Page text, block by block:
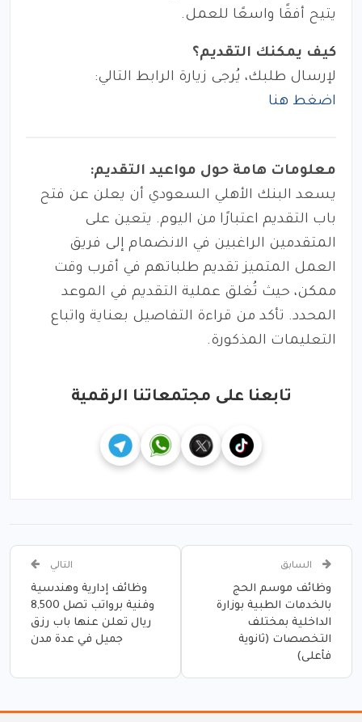
يتيح أفقًا واسعًا للعمل.
كيف يمكنك التقديم؟
لإرسال طلبك، يُرجى زيارة الرابط التالي:
اضغط هنا
معلومات هامة حول مواعيد التقديم:
يسعد البنك الأهلي السعودي أن يعلن عن فتح
باب التقديم اعتبارًا من اليوم. يتعين على
المتقدمين الراغبين في الانضمام إلى فريق
العمل المتميز تقديم طلباتهم في أقرب وقت
ممكن، حيث تُغلق عملية التقديم في الموعد
المحدد. تأكد من قراءة التفاصيل بعناية واتباع
التعليمات المذكورة.
تابعنا على مجتمعاتنا الرقمية
السابق
وظائف موسم الحج
بالخدمات الطبية بوزارة
الداخلية بمختلف
التخصصات (ثانوية
فأعلى)
التالي
وظائف إدارية وهندسية
وفنية برواتب تصل 8,500
ريال تعلن عنها باب رزق
جميل في عدة مدن